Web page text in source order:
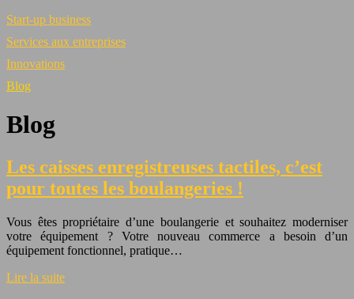
Start-up business
Services aux entreprises
Innovations
Blog
Blog
Les caisses enregistreuses tactiles, c’est
pour toutes les boulangeries !
Vous êtes propriétaire d’une boulangerie et souhaitez moderniser
votre équipement ? Votre nouveau commerce a besoin d’un
équipement fonctionnel, pratique…
Lire la suite